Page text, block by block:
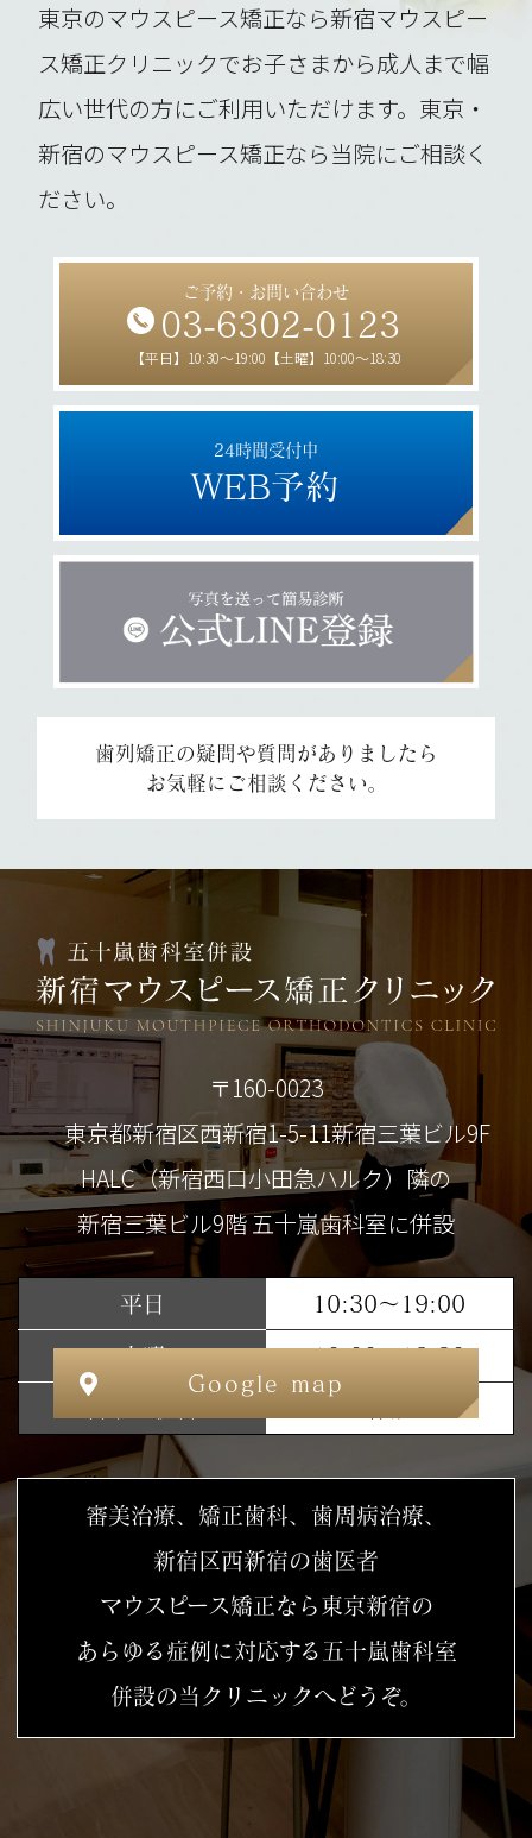
東京のマウスピース矯正なら新宿マウスピー
ス矯正クリニックでお子さまから成人まで幅
広い世代の方にご利用いただけます。東京・
新宿のマウスピース矯正なら当院にご相談く
ださい。
ご予約・お問い合わせ
03-6302-0123
【平日】10:30～19:00【土曜】10:00～18:30
24時間受付中
WEB予約
歯列矯正の疑問や質問がありましたら
お気軽にご相談ください。
〒160-0023
東京都新宿区西新宿1-5-11新宿三葉ビル9F
HALC（新宿西口小田急ハルク）隣の
新宿三葉ビル9階 五十嵐歯科室に併設
平日 10:30～19:00
審美治療、矯正歯科、歯周病治療、
新宿区西新宿の歯医者
マウスピース矯正なら東京新宿の
あらゆる症例に対応する五十嵐歯科室
併設の当クリニックへどうぞ。
Google map